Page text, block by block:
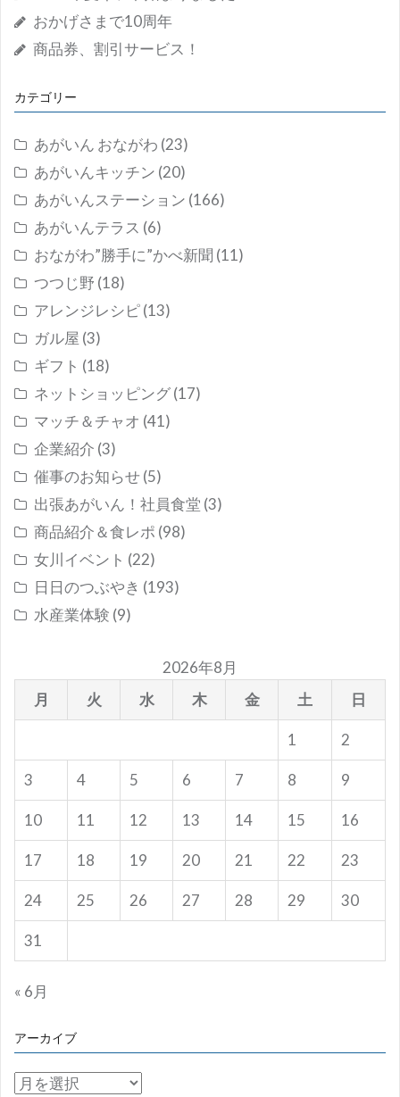
おかげさまで10周年
商品券、割引サービス！
カテゴリー
あがいん おながわ (23)
あがいんキッチン (20)
あがいんステーション (166)
あがいんテラス (6)
おながわ”勝手に”かべ新聞 (11)
つつじ野 (18)
アレンジレシピ(13)
ガル屋 (3)
ギフト (18)
ネットショッピング(17)
マッチ＆チャオ (41)
企業紹介 (3)
催事のお知らせ(5)
出張あがいん！社員食堂 (3)
商品紹介＆食レポ (98)
女川イベント (22)
日日のつぶやき (193)
水産業体験 (9)
2026年8月
月
火 水 木 金 土 日
1 2
3 4 5 6 7 8 9
10 11 12 13 14 15 16
17 18 19 20 21 22 23
24 25 26 27 28 29 30
31
« 6月
アーカイブ
ア